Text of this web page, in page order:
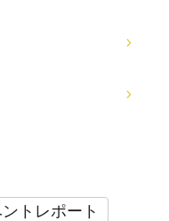
トレポート